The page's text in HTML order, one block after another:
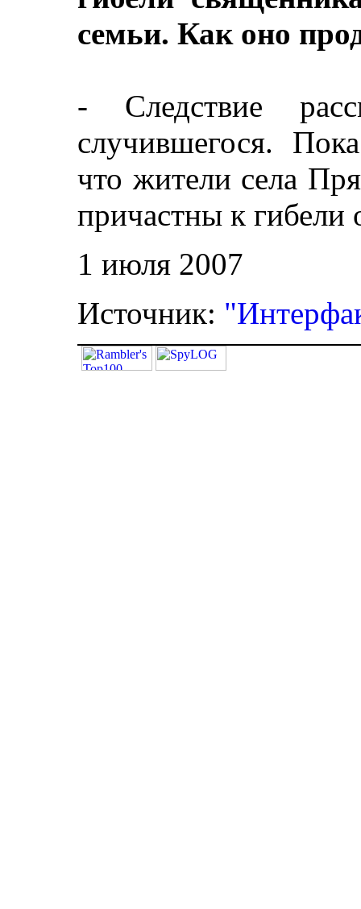
семьи. Как оно
- Следствие
случившегося.
что жители села
причастны к гибели
1 июля 2007
Источник: